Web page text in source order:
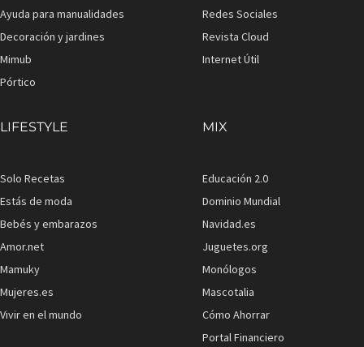
Ayuda para manualidades
Decoración y jardines
Mimub
Pórtico
Redes Sociales
Revista Cloud
Internet Útil
LIFESTYLE
Solo Recetas
Estás de moda
Bebés y embarazos
Amor.net
Mamuky
Mujeres.es
Vivir en el mundo
MIX
Educación 2.0
Dominio Mundial
Navidad.es
Juguetes.org
Monólogos
Mascotalia
Cómo Ahorrar
Portal Financiero